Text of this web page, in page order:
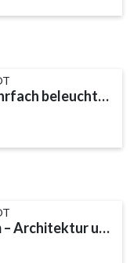
Einfach Zürich – mehrfach beleuchtet
Das Landesmuseum – Architektur und Baugeschichte